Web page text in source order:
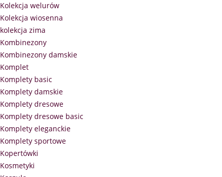
Kolekcja welurów
Kolekcja wiosenna
kolekcja zima
Kombinezony
Kombinezony damskie
Komplet
Komplety basic
Komplety damskie
Komplety dresowe
Komplety dresowe basic
Komplety eleganckie
Komplety sportowe
Kopertówki
Kosmetyki